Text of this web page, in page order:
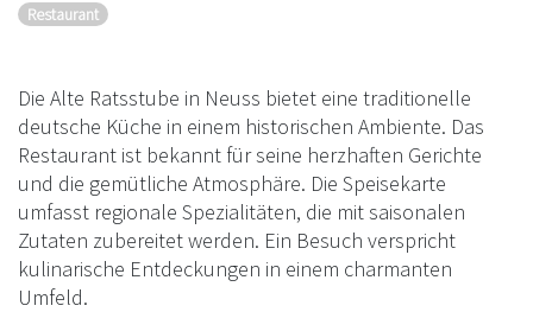
Restaurant
Die Alte Ratsstube in Neuss bietet eine traditionelle
deutsche Küche in einem historischen Ambiente. Das
Restaurant ist bekannt für seine herzhaften Gerichte
und die gemütliche Atmosphäre. Die Speisekarte
umfasst regionale Spezialitäten, die mit saisonalen
Zutaten zubereitet werden. Ein Besuch verspricht
kulinarische Entdeckungen in einem charmanten
Umfeld.